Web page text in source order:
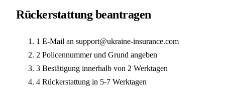
Rückerstattung beantragen
1 E-Mail an support@ukraine-insurance.com
2 Policennummer und Grund angeben
3 Bestätigung innerhalb von 2 Werktagen
4 Rückerstattung in 5-7 Werktagen